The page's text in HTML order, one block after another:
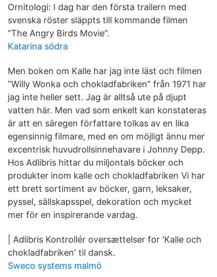
Ornitologi: I dag har den första trailern med
svenska röster släppts till kommande filmen
”The Angry Birds Movie”.
Katarina södra
Men boken om Kalle har jag inte läst och filmen
”Willy Wonka och chokladfabriken” från 1971 har
jag inte heller sett. Jag är alltså ute på djupt
vatten här. Men vad som enkelt kan konstateras
är att en säregen författare tolkas av en lika
egensinnig filmare, med en om möjligt ännu mer
excentrisk huvudrollsinnehavare i Johnny Depp.
Hos Adlibris hittar du miljontals böcker och
produkter inom kalle och chokladfabriken Vi har
ett brett sortiment av böcker, garn, leksaker,
pyssel, sällskapsspel, dekoration och mycket
mer för en inspirerande vardag.
| Adlibris Kontrollér oversættelser for 'Kalle och
chokladfabriken' til dansk.
Sweco systems malmö